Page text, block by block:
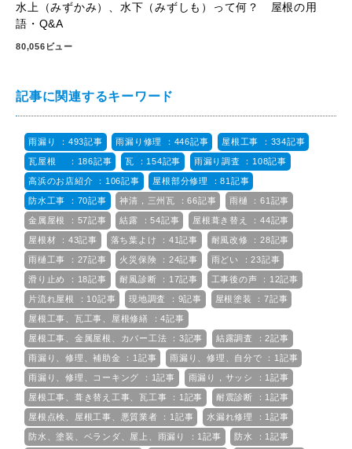
水上（みずかみ）、水下（みずしも）って何？ 屋根の用
語・Q&A
80,056ビュー
記事に関連するキーワード
雨漏り ：493記事 雨漏り修理 ：446記事 屋根工事 ：334記事
瓦屋根 ：186記事 瓦 ：154記事 雨漏り調査 ：108記事
高浜のお店紹介 ：106記事 屋根部分修理 ：81記事
防水工事 ：70記事 神清，三州瓦 ：66記事 雨樋 ：61記事
金属屋根 ：57記事 結露 ：54記事 屋根葺き替え ：44記事
屋根材 ：43記事 落ち葉よけ ：41記事 耐風改修 ：28記事
雨樋工事 ：27記事 火災保険 ：24記事 雨どい ：23記事
滑り止め ：18記事 耐風診断 ：17記事 工事後の声 ：12記事
片流れ屋根 ：10記事 現地調査 ：9記事 屋根塗装 ：7記事
屋根工事、瓦工事、屋根修繕 ：4記事
屋根工事、金属屋根、カバー工法 ：3記事 結露調査 ：2記事
雨漏り、修理、補助金 ：1記事 雨漏り、修理、自分で ：1記事
雨漏り、修理、コーキング ：1記事 雨漏り，サッシ ：1記事
屋根工事、葺き替え工事、瓦工事 ：1記事 耐震診断 ：1記事
屋根点検、屋根工事、悪質業者 ：1記事 水漏れ修理 ：1記事
防水、塗装、ベランダ、屋上、雨漏り ：1記事 防水 ：1記事